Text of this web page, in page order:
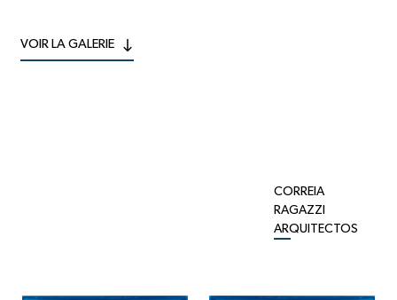
VOIR LA GALERIE
CORREIA
RAGAZZI
ARQUITECTOS